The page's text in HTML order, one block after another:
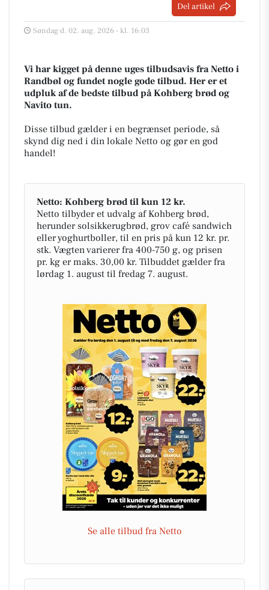
Del artikel
Søndag d. 02. aug. 2026 - kl. 16:03
Vi har kigget på denne uges tilbudsavis fra Netto i
Randbøl og fundet nogle gode tilbud. Her er et
udpluk af de bedste tilbud på Kohberg brød og
Navito tun.
Disse tilbud gælder i en begrænset periode, så
skynd dig ned i din lokale Netto og gør en god
handel!
Netto: Kohberg brød til kun 12 kr.
Netto tilbyder et udvalg af Kohberg brød,
herunder solsikkerugbrød, grov café sandwich
eller yoghurtboller, til en pris på kun 12 kr. pr.
stk. Vægten varierer fra 400-750 g, og prisen
pr. kg er maks. 30,00 kr. Tilbuddet gælder fra
lørdag 1. august til fredag 7. august.
Se alle tilbud fra Netto